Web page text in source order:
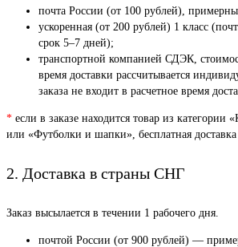
почта России (от 100 рублей),
ускоренная (от 200 рублей) 1 класс
срок 5–7 дней);
транспортной компанией СДЭК,
время доставки рассчитывается
заказа не входит в расчетное время
* если в заказе находится товар из категории
или «Футболки и шапки», бесплатная доставка
2. Доставка в страны СНГ
Заказ высылается в течении 1 рабочего дня.
почтой России (от 900 рублей) —